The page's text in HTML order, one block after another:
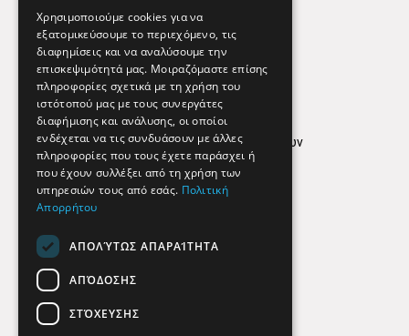
Εφημερεύοντα Φαρμακεία
Απόρρητο
Όροι Χρήσης
Πολιτική προστασίας δεδομένων
Findhere
Social Media
Χρησιμοποιούμε cookies για να
εξατομικεύσουμε το περιεχόμενο, τις
διαφημίσεις και να αναλύσουμε την
επισκεψιμότητά μας. Μοιραζόμαστε επίσης
πληροφορίες σχετικά με τη χρήση του
ιστότοπού μας με τους συνεργάτες
διαφήμισης και ανάλυσης, οι οποίοι
ενδέχεται να τις συνδυάσουν με άλλες
πληροφορίες που τους έχετε παράσχει ή
που έχουν συλλέξει από τη χρήση των
υπηρεσιών τους από εσάς. Πολιτική
Απορρήτου
ΑΠΟΛΎΤΩΣ ΑΠΑΡΑΊΤΗΤΑ
ΑΠΌΔΟΣΗΣ
ΣΤΌΧΕΥΣΗΣ